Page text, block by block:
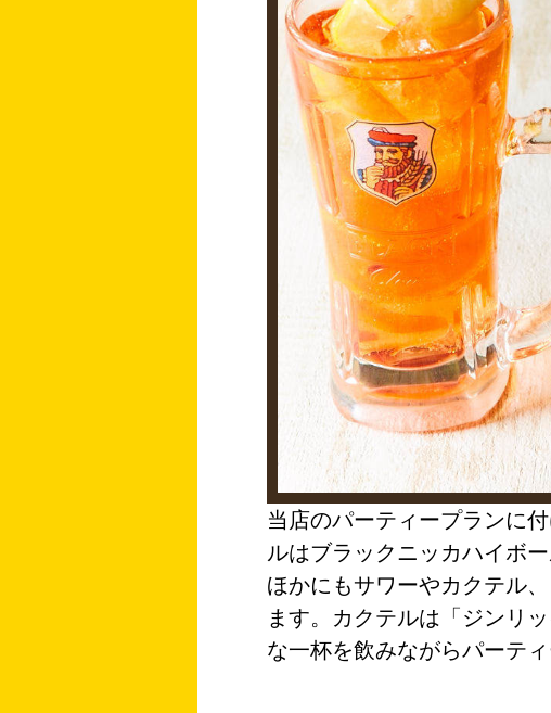
当店のパーティープランに
ルはブラックニッカハイボ
ほかにもサワーやカクテル
ます。カクテルは「ジンリ
な一杯を飲みながらパーテ